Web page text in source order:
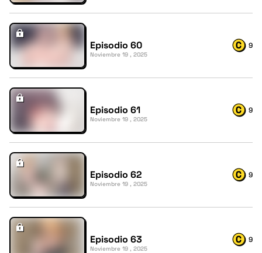
Episodio 60
Noviembre 19 , 2025
9
Episodio 61
Noviembre 19 , 2025
9
Episodio 62
Noviembre 19 , 2025
9
Episodio 63
Noviembre 19 , 2025
9